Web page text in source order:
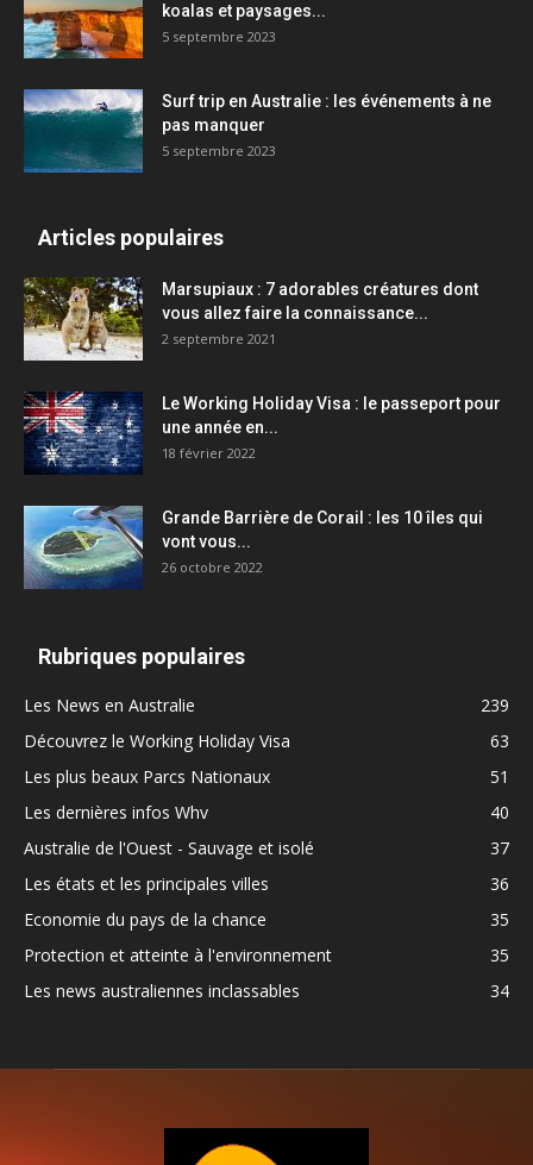
koalas et paysages...
5 septembre 2023
Surf trip en Australie : les événements à ne
pas manquer
5 septembre 2023
Articles populaires
Marsupiaux : 7 adorables créatures dont
vous allez faire la connaissance...
2 septembre 2021
Le Working Holiday Visa : le passeport pour
une année en...
18 février 2022
Grande Barrière de Corail : les 10 îles qui
vont vous...
26 octobre 2022
Rubriques populaires
Les News en Australie
239
Découvrez le Working Holiday Visa
63
Les plus beaux Parcs Nationaux
51
Les dernières infos Whv
40
Australie de l'Ouest - Sauvage et isolé
37
Les états et les principales villes
36
Economie du pays de la chance
35
Protection et atteinte à l'environnement
35
Les news australiennes inclassables
34